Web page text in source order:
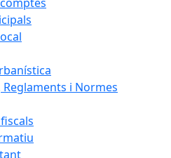
i Normes